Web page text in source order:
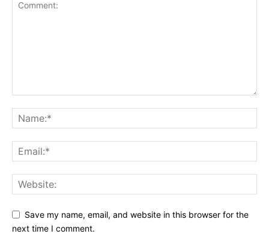
Save my name, email, and website in this browser for the
next time I comment.